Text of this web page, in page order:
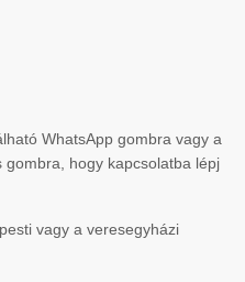
WhatsApp gombra vagy a
hogy kapcsolatba lépj
vagy a veresegyházi